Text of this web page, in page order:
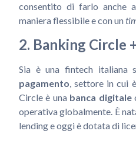
consentito di farlo anche
maniera flessibile e con un
2. Banking Circle
Sia è una fintech italiana
pagamento , settore in cui
Circle è una banca digitale
operativa globalmente. È
lending e oggi è dotata di